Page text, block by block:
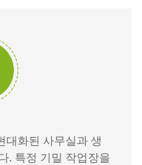
대화된 사무실과 생
. 특정 기밀 작업장을